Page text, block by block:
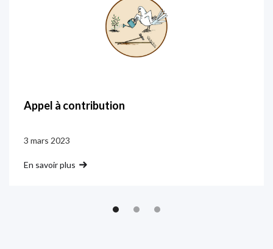
Appel à contribution
3 mars 2023
En savoir plus